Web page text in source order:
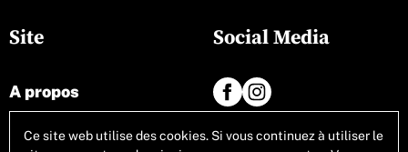
Site
A propos
Contact
Social Media
Ce site web utilise des cookies. Si vous continuez à utiliser le